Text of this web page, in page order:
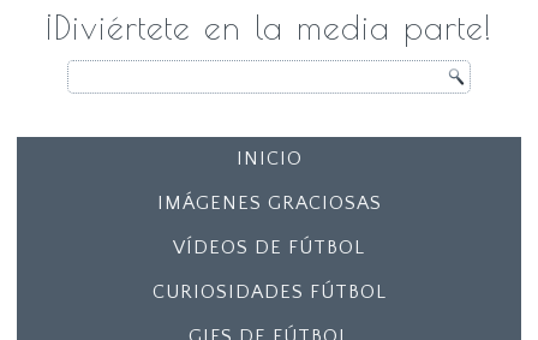
¡Diviértete en la media parte!
INICIO
IMÁGENES GRACIOSAS
VÍDEOS DE FÚTBOL
CURIOSIDADES FÚTBOL